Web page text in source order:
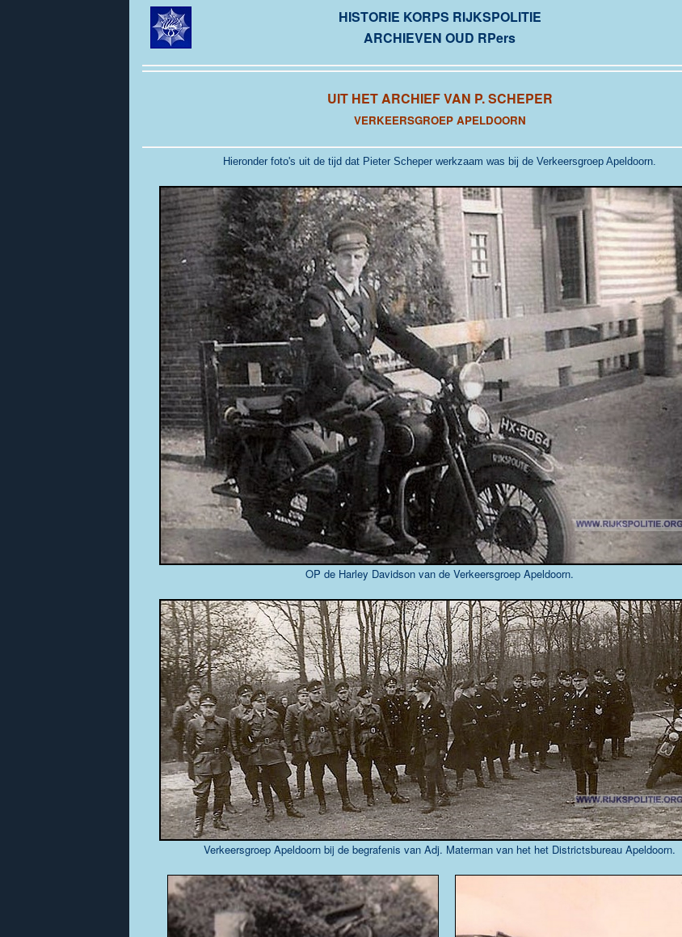
HISTORIE KORPS RIJKSPOLITIE
ARCHIEVEN OUD RPers
UIT HET ARCHIEF VAN P. SCHEPER
VERKEERSGROEP APELDOORN
Hieronder foto's uit de tijd dat Pieter Scheper werkzaam was bij de Verkeersgroep Apeldoorn.
OP de Harley Davidson van de Verkeersgroep Apeldoorn.
Verkeersgroep Apeldoorn bij de begrafenis van Adj. Materman van het het Districtsbureau Apeldoorn.